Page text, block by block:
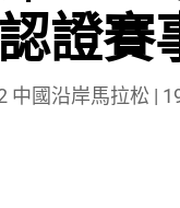
證賽
中國沿岸馬拉松 |